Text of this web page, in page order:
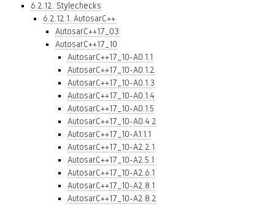
6.2.12. Stylechecks
6.2.12.1. AutosarC++
AutosarC++17_03
AutosarC++17_10
AutosarC++17_10-A0.1.1
AutosarC++17_10-A0.1.2
AutosarC++17_10-A0.1.3
AutosarC++17_10-A0.1.4
AutosarC++17_10-A0.1.5
AutosarC++17_10-A0.4.2
AutosarC++17_10-A1.1.1
AutosarC++17_10-A2.2.1
AutosarC++17_10-A2.5.1
AutosarC++17_10-A2.6.1
AutosarC++17_10-A2.8.1
AutosarC++17_10-A2.8.2